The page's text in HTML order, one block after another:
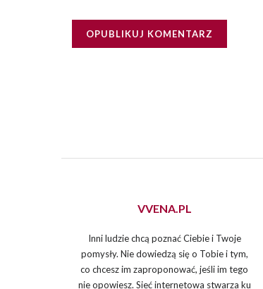
VVENA.PL
Inni ludzie chcą poznać Ciebie i Twoje
pomysły. Nie dowiedzą się o Tobie i tym,
co chcesz im zaproponować, jeśli im tego
nie opowiesz. Sieć internetowa stwarza ku